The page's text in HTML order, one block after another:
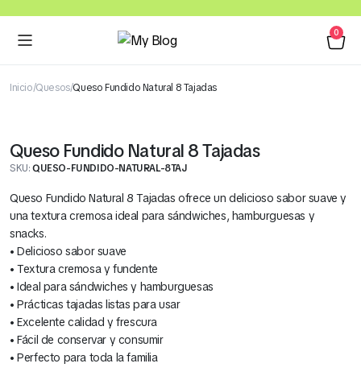
0
Inicio Quesos Queso Fundido Natural 8 Tajadas
Queso Fundido Natural 8 Tajadas
SKU:QUESO-FUNDIDO-NATURAL-8TAJ
Queso Fundido Natural 8 Tajadas ofrece un delicioso sabor suave y
una textura cremosa ideal para sándwiches, hamburguesas y
snacks.
• Delicioso sabor suave
• Textura cremosa y fundente
• Ideal para sándwiches y hamburguesas
• Prácticas tajadas listas para usar
• Excelente calidad y frescura
• Fácil de conservar y consumir
• Perfecto para toda la familia